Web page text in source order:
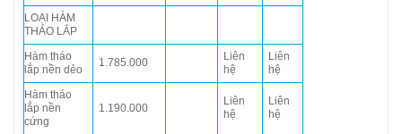
LOẠI HÀM
THÁO LẮP
Hàm tháo
lắp nền dẻo
1.785.000
Liên
hệ
Liên
hệ
Hàm tháo
lắp nền
cứng
1.190.000
Liên
hệ
Liên
hệ